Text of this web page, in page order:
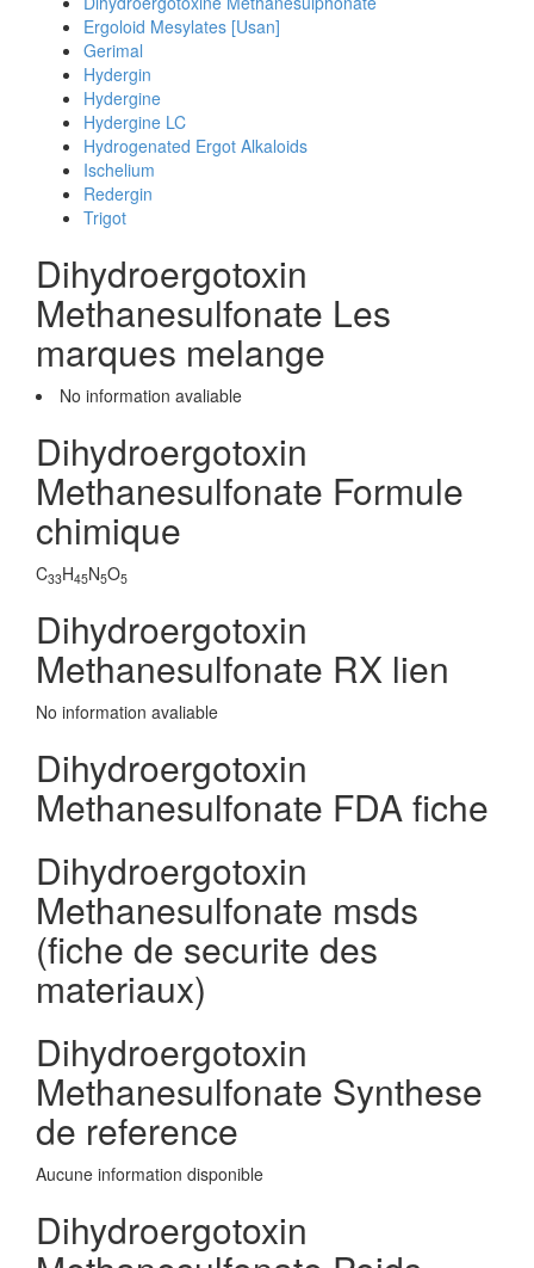
Ergoloid Mesylates [Usan]
Gerimal
Hydergin
Hydergine
Hydergine LC
Hydrogenated Ergot Alkaloids
Ischelium
Redergin
Trigot
Dihydroergotoxin
Methanesulfonate Les
marques melange
No information avaliable
Dihydroergotoxin
Methanesulfonate Formule
chimique
C33H45N5O5
Dihydroergotoxin
Methanesulfonate RX lien
No information avaliable
Dihydroergotoxin
Methanesulfonate FDA fiche
Dihydroergotoxin
Methanesulfonate msds
(fiche de securite des
materiaux)
Dihydroergotoxin
Methanesulfonate Synthese
de reference
Aucune information disponible
Dihydroergotoxin